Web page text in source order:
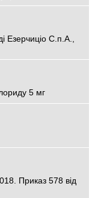
Езерчиціо С.п.А.,
5 мг
Приказ 578 від